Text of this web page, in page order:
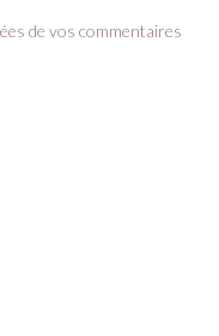
de vos commentaires